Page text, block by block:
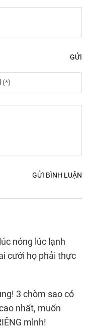
GỬI
GỬI BÌNH LUẬN
nóng lúc lạnh
cưới họ phải thực
3 chòm sao có
nhất, muốn
mình!